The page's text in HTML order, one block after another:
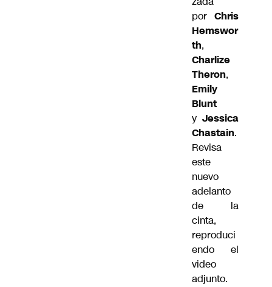
porChris
Hemswor
th,
Charlize
Theron,
Emily
Blunt
yJessica
Chastain.
Revisa
este
nuevo
adelanto
de la
cinta,
reproduci
endo el
video
adjunto.